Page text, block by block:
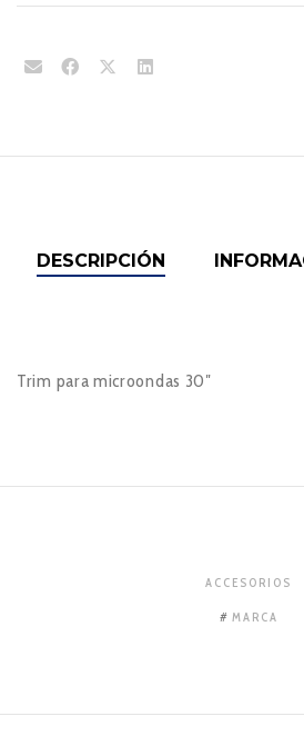
DESCRIPCIÓN
Trim para microondas 30″
ACCESORIOS
MARCA